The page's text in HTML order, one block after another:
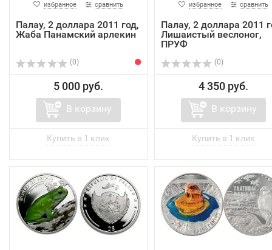
избранное сравнить
Палау, 2 доллара 2011 год,
Жаба Панамский арлекин
(0)
5 000 руб.
В корзину
избранное сравнить
Палау, 2 доллара 2011
Лишаистый веслоног,
ПРУФ
(0)
4 350 руб.
В корзину